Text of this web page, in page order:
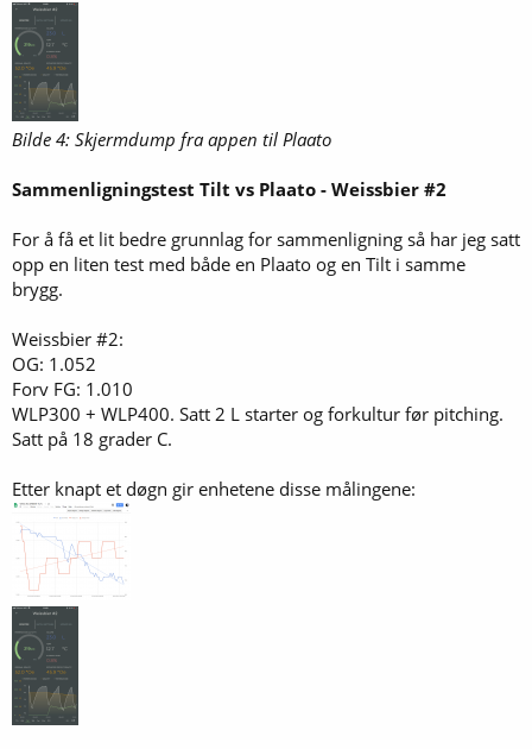
Bilde 4: Skjermdump fra appen til Plaato
Sammenligningstest Tilt vs Plaato - Weissbier #2
For å få et lit bedre grunnlag for sammenligning så har jeg satt
opp en liten test med både en Plaato og en Tilt i samme
brygg.
Weissbier #2:
OG: 1.052
Forv FG: 1.010
WLP300 + WLP400. Satt 2 L starter og forkultur før pitching.
Satt på 18 grader C.
Etter knapt et døgn gir enhetene disse målingene: